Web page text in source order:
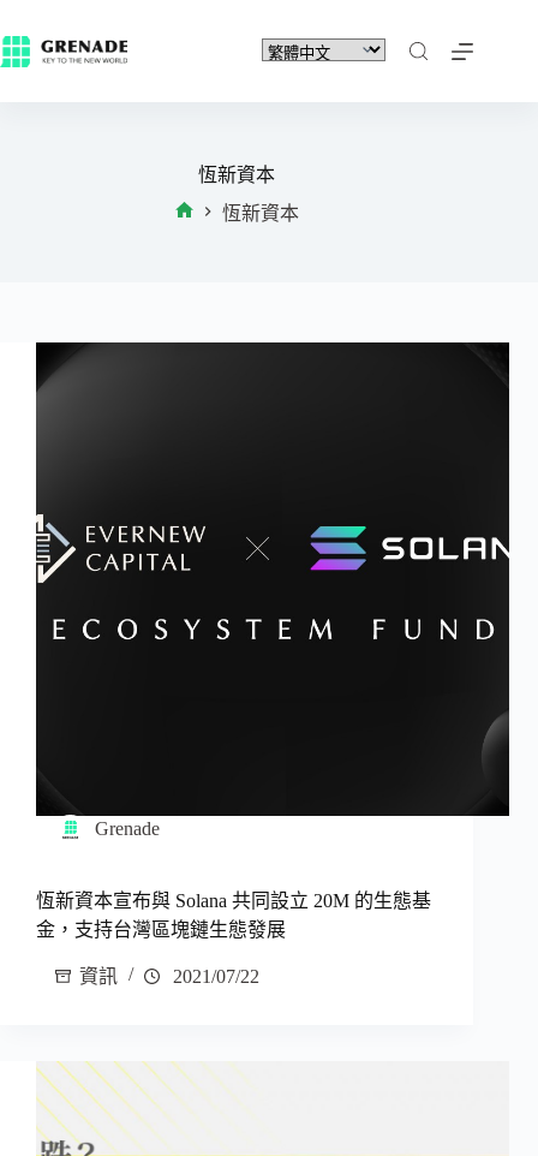
恆新資本
恆新資本
Grenade
恆新資本宣布與 Solana 共同設立 20M 的生態基
金，支持台灣區塊鏈生態發展
資訊 2021/07/22